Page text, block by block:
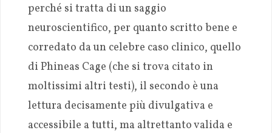
perché si tratta di un saggio
neuroscientifico, per quanto scritto bene e
corredato da un celebre caso clinico, quello
di Phineas Cage (che si trova citato in
moltissimi altri testi), il secondo è una
lettura decisamente più divulgativa e
accessibile a tutti, ma altrettanto valida e